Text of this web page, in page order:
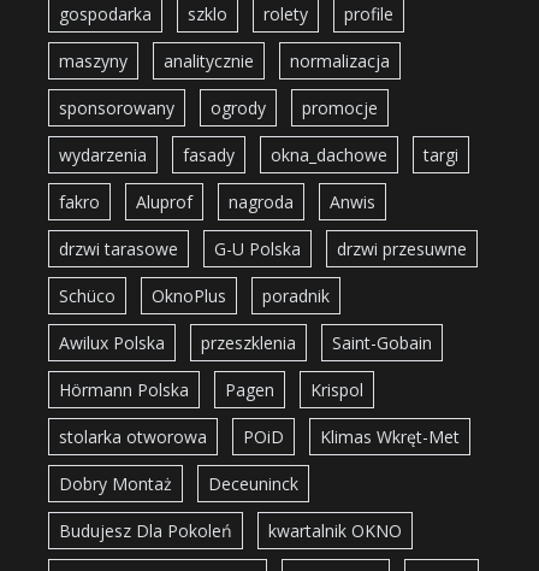
gospodarka szklo rolety profile
maszyny analitycznie normalizacja
sponsorowany ogrody promocje
wydarzenia fasady okna_dachowe targi
fakro Aluprof nagroda Anwis
drzwi tarasowe G-U Polska drzwi przesuwne
Schüco OknoPlus poradnik
Awilux Polska przeszklenia Saint-Gobain
Hörmann Polska Pagen Krispol
stolarka otworowa POiD Klimas Wkręt-Met
Dobry Montaż Deceuninck
Budujesz Dla Pokoleń kwartalnik OKNO